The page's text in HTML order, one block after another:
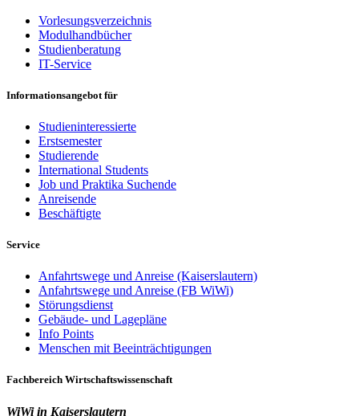
Vorlesungsverzeichnis
Modulhandbücher
Studienberatung
IT-Service
Informationsangebot für
Studieninteressierte
Erstsemester
Studierende
International Students
Job und Praktika Suchende
Anreisende
Beschäftigte
Service
Anfahrtswege und Anreise (Kaiserslautern)
Anfahrtswege und Anreise (FB WiWi)
Störungsdienst
Gebäude- und Lagepläne
Info Points
Menschen mit Beeinträchtigungen
Fachbereich Wirtschaftswissenschaft
WiWi in Kaiserslautern